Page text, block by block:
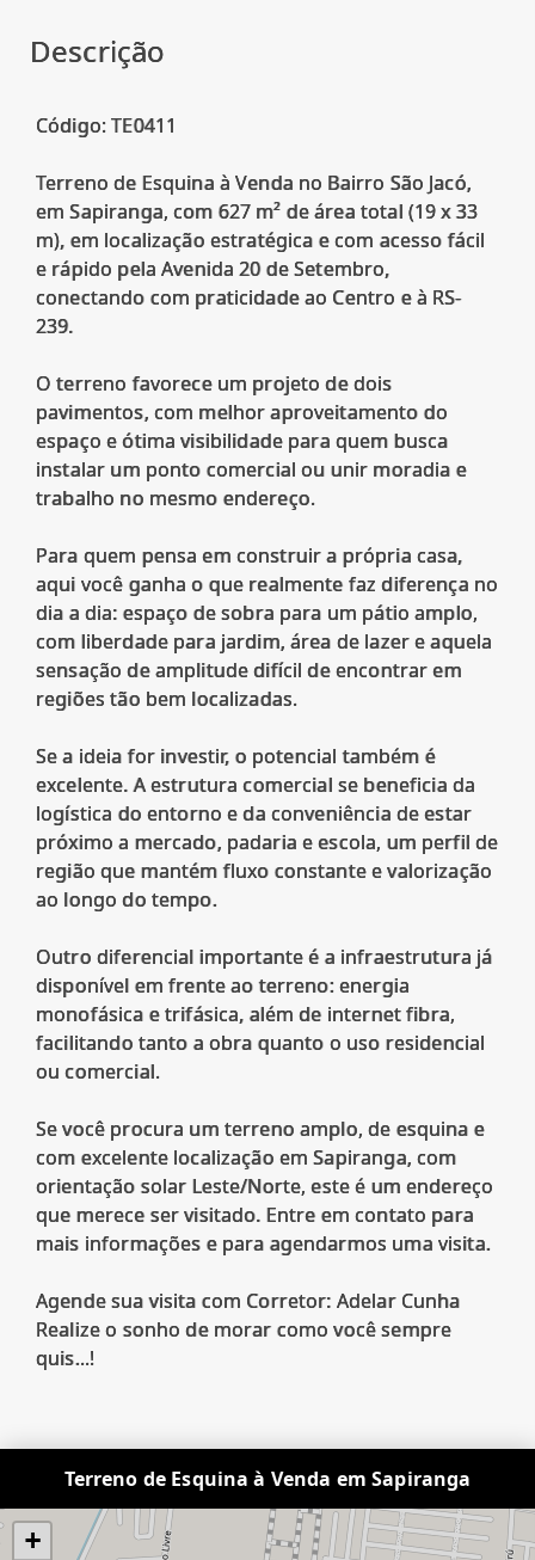
Descrição
Código: TE0411
Terreno de Esquina à Venda no Bairro São Jacó,
em Sapiranga, com 627 m² de área total (19 x 33
m), em localização estratégica e com acesso fácil
e rápido pela Avenida 20 de Setembro,
conectando com praticidade ao Centro e à RS-
239.
O terreno favorece um projeto de dois
pavimentos, com melhor aproveitamento do
espaço e ótima visibilidade para quem busca
instalar um ponto comercial ou unir moradia e
trabalho no mesmo endereço.
Para quem pensa em construir a própria casa,
aqui você ganha o que realmente faz diferença no
dia a dia: espaço de sobra para um pátio amplo,
com liberdade para jardim, área de lazer e aquela
sensação de amplitude difícil de encontrar em
regiões tão bem localizadas.
Se a ideia for investir, o potencial também é
excelente. A estrutura comercial se beneficia da
logística do entorno e da conveniência de estar
próximo a mercado, padaria e escola, um perfil de
região que mantém fluxo constante e valorização
ao longo do tempo.
Outro diferencial importante é a infraestrutura já
disponível em frente ao terreno: energia
monofásica e trifásica, além de internet fibra,
facilitando tanto a obra quanto o uso residencial
ou comercial.
Se você procura um terreno amplo, de esquina e
com excelente localização em Sapiranga, com
orientação solar Leste/Norte, este é um endereço
que merece ser visitado. Entre em contato para
mais informações e para agendarmos uma visita.
Agende sua visita com Corretor: Adelar Cunha
Realize o sonho de morar como você sempre
quis...!
Terreno de Esquina à Venda em Sapiranga
+